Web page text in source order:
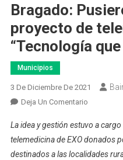
Bragado:
proyecto de
“Tecnología
Municipios
3 De Diciembre De 2021
Deja Un ComentarioEn
Pusieron
En
Marcha
La idea y gestión estuvo a
telemedicina de EXO donados
destinados a las localidades